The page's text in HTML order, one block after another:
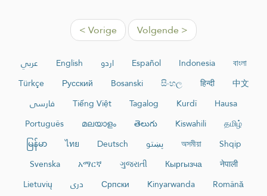
< Vorige Volgende >
عربي English اردو Español Indonesia
বাংলা
Türkçe
Русский Bosanski සිංහල हिन्दी
中文
فارسی
Tiếng Việt Tagalog Kurdî
Hausa
Português
മലയാളം తెలుగు Kiswahili
தமிழ்
မြန်မာ
ไทย Deutsch پښتو অসমীয়া
Shqip
Svenska
አማርኛ ગુજરાતી Кыргызча
नेपाली
Lietuvių
دری Српски Kinyarwanda
Română